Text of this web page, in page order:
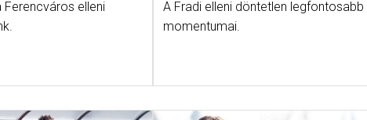
Ferencváros elleni
A Fradi elleni döntetlen legfontosabb
momentumai.